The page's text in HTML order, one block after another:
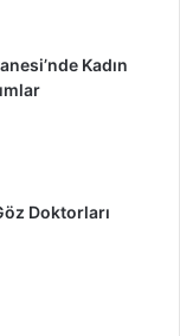
Kadın
Doktorları